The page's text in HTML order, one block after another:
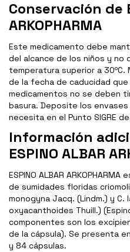
Conservación de
ARKOPHARMA
Este medicamento debe
del alcance de los niños y no
temperatura superior a
de la fecha de caducidad
medicamentos no se deben
basura. Deposite los
necesita en el Punto SIGRE
Información
ESPINO ALBAR
ESPINO ALBAR
de sumidades floridas
monogyna Jacq. (Lindm.) y C.
oxyacanthoides Thuill.)
componentes son los
de la cápsula). Se presenta
y 84 cápsulas.